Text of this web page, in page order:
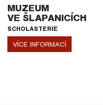
MUZEUM
VE ŠLAPANICÍCH
SCHOLASTERIE
VÍCE INFORMACÍ